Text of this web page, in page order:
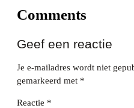
Comments
Geef een reactie
Je e-mailadres wordt niet
gemarkeerd met *
Reactie *